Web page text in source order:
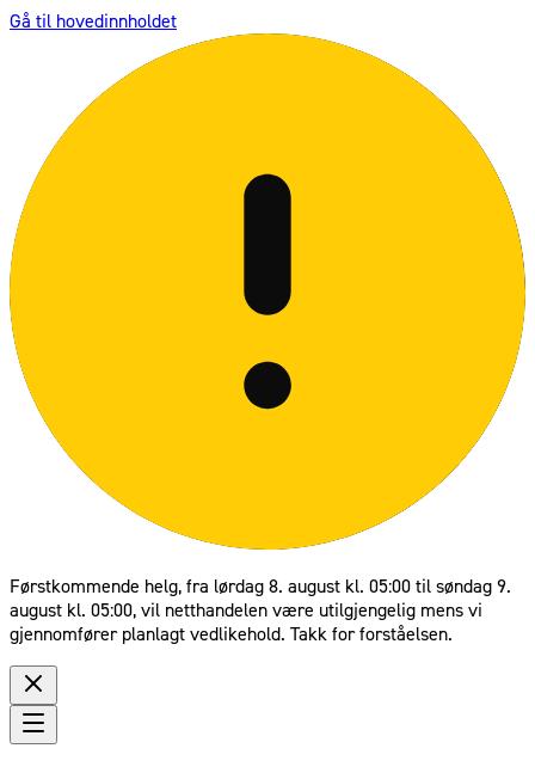
Gå til hovedinnholdet
Førstkommende helg, fra lørdag 8. august kl. 05:00 til søndag 9.
august kl. 05:00, vil netthandelen være utilgjengelig mens vi
gjennomfører planlagt vedlikehold. Takk for forståelsen.